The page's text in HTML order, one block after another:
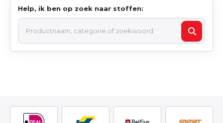
Help, ik ben op zoek naar stoffen: